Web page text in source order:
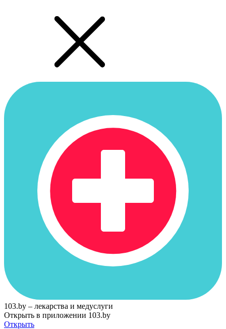
103.by – лекарства и медуслуги
Открыть в приложении 103.by
Открыть